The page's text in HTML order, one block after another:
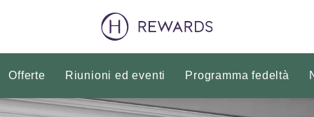
Offerte Riunioni ed eventi Programma fedeltà